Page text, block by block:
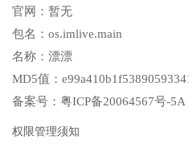
官网： 暂无
包名： os.imlive.main
名称： 漂漂
MD5值：
备案号： 粤ICP备20064567号-5A
权限管理须知